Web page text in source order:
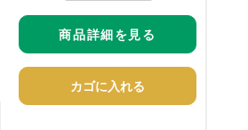
商品詳細を見る
カゴに入れる